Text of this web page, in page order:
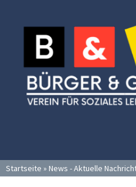
Inhalt
springen
Startseite » News - Aktuelle